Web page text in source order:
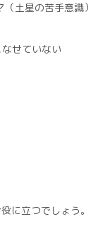
土星の苦手意識）
せていない
に立つでしょう。